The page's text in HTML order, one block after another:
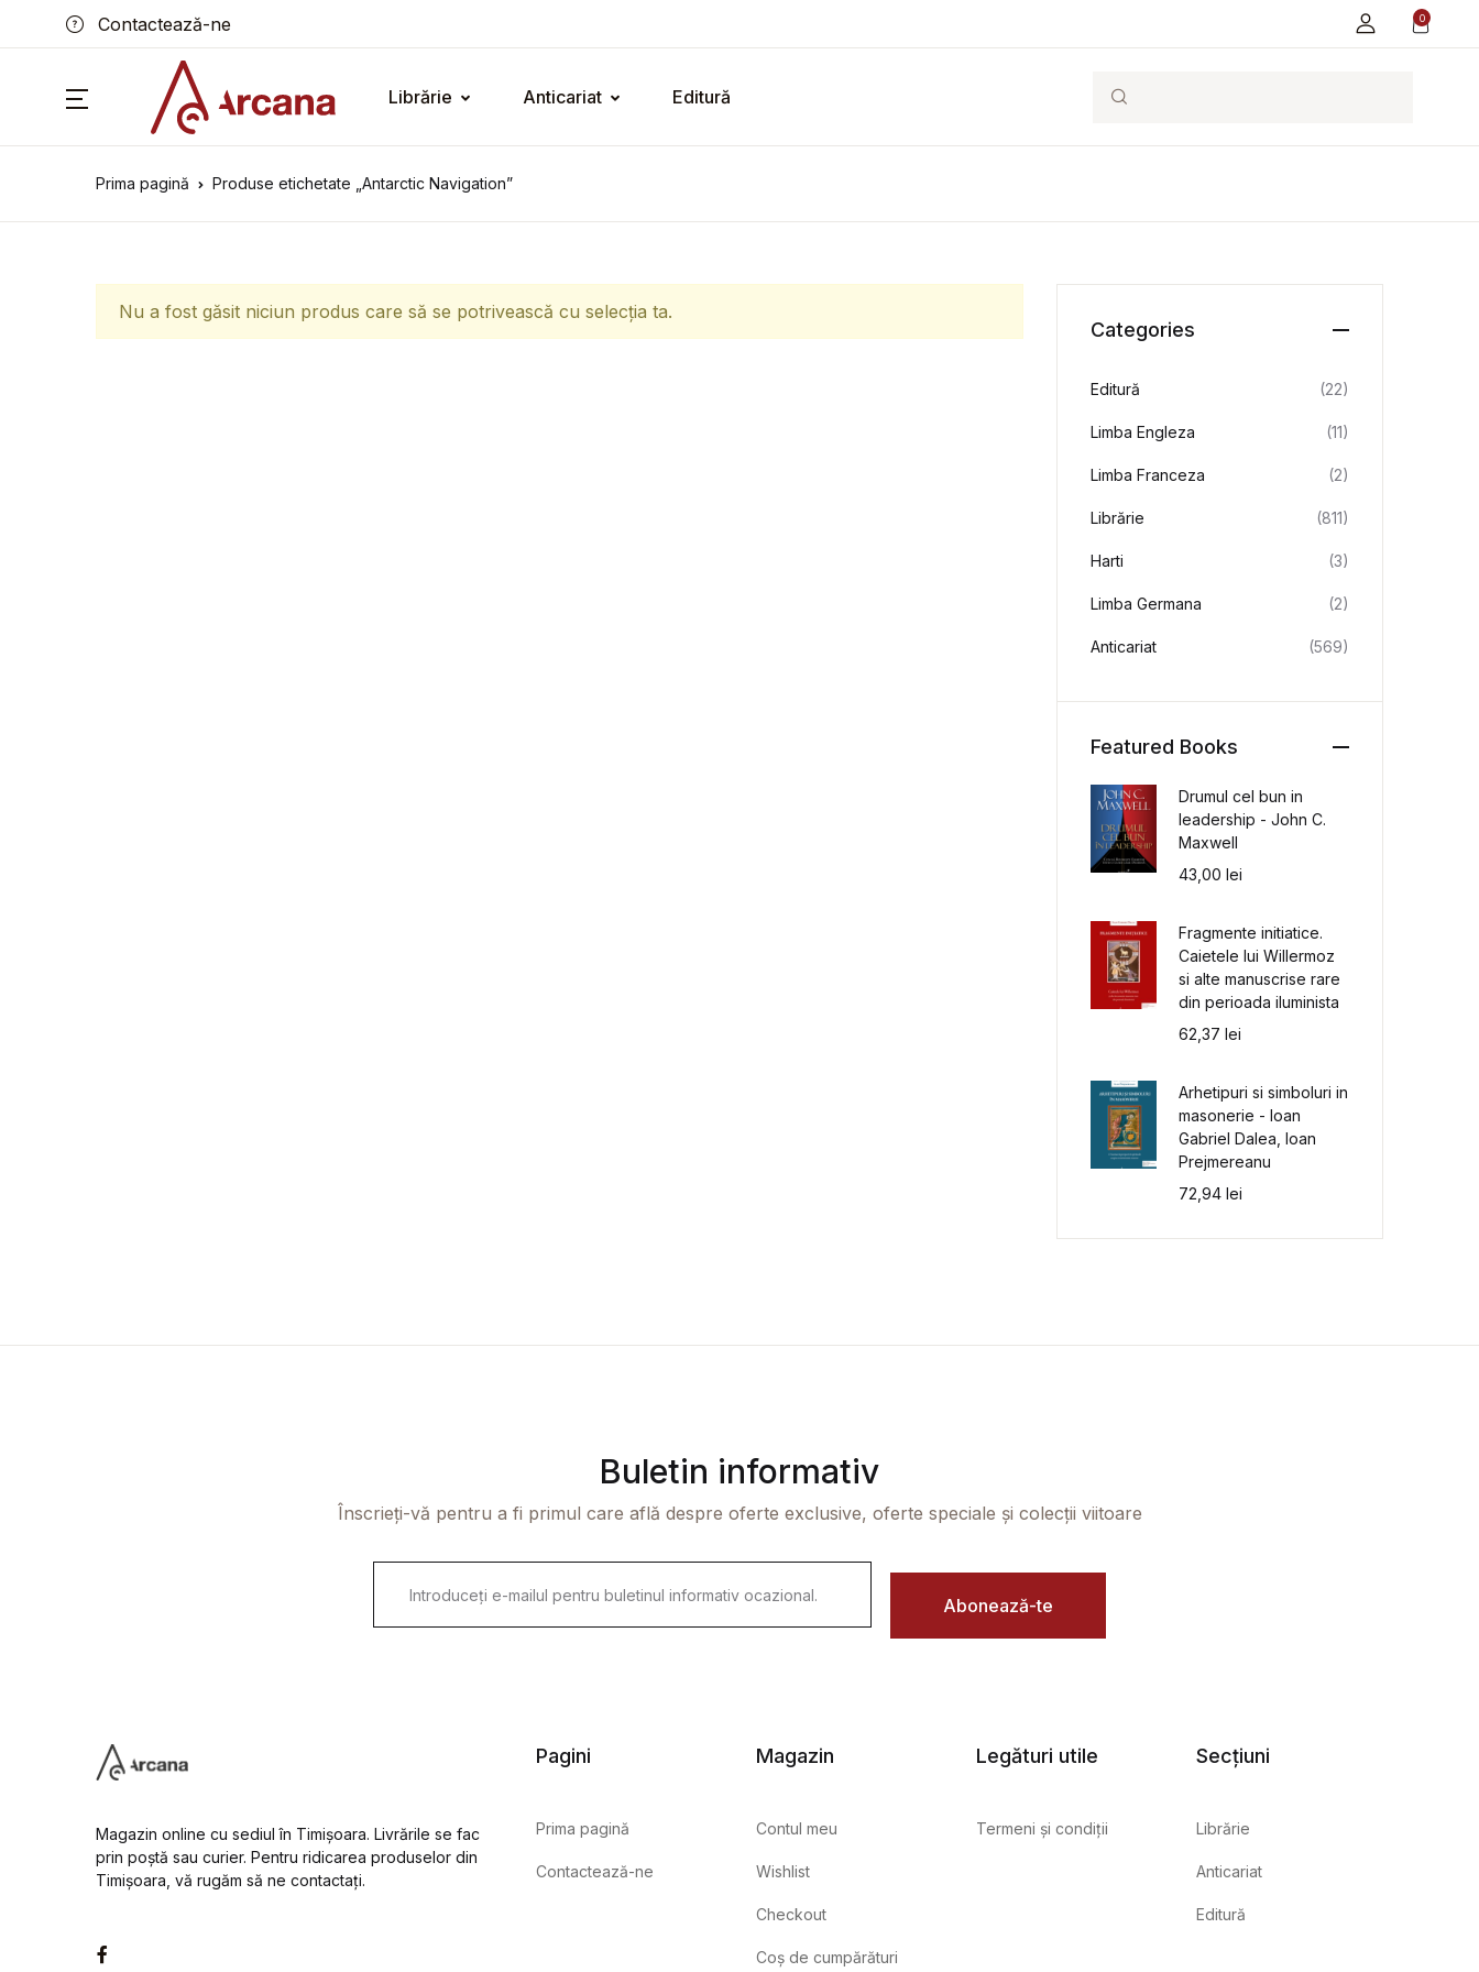
Contactează-ne 0
Librărie Anticariat Editură Search
Prima pagină Produse etichetate „Antarctic Navigation”
Nu a fost găsit niciun produs care să se potrivească cu selecția ta.
Categories
Editură (22)
Limba Engleza (11)
Limba Franceza (2)
Librărie (811)
Harti (3)
Limba Germana (2)
Anticariat (569)
Featured Books
Drumul cel bun in
leadership - John C.
Maxwell
43,00lei
Fragmente initiatice.
Caietele lui Willermoz
si alte manuscrise rare
din perioada iluminista
62,37lei
Arhetipuri si simboluri in
masonerie - Ioan
Gabriel Dalea, Ioan
Prejmereanu
72,94lei
Buletin informativ
Înscrieți-vă pentru a fi primul care află despre oferte exclusive, oferte speciale și colecții viitoare
i
Abonează-te
Magazin online cu sediul în Timișoara. Livrările se fac
prin poștă sau curier. Pentru ridicarea produselor din
Timișoara, vă rugăm să ne contactați.
Pagini
Prima pagină
Contactează-ne
Magazin
Contul meu
Wishlist
Checkout
Coș de cumpărături
Legături utile
Termeni și condiții
Secțiuni
Librărie
Anticariat
Editură